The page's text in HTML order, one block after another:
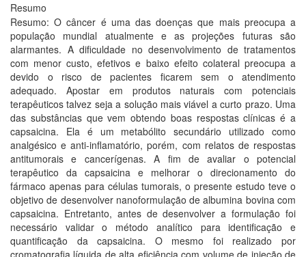
Resumo
Resumo: O câncer é uma das doenças que mais preocupa a
população mundial atualmente e as projeções futuras são
alarmantes. A dificuldade no desenvolvimento de tratamentos
com menor custo, efetivos e baixo efeito colateral preocupa a
devido o risco de pacientes ficarem sem o atendimento
adequado. Apostar em produtos naturais com potenciais
terapêuticos talvez seja a solução mais viável a curto prazo. Uma
das substâncias que vem obtendo boas respostas clínicas é a
capsaicina. Ela é um metabólito secundário utilizado como
analgésico e anti-inflamatório, porém, com relatos de respostas
antitumorais e cancerígenas. A fim de avaliar o potencial
terapêutico da capsaicina e melhorar o direcionamento do
fármaco apenas para células tumorais, o presente estudo teve o
objetivo de desenvolver nanoformulação de albumina bovina com
capsaicina. Entretanto, antes de desenvolver a formulação foi
necessário validar o método analítico para identificação e
quantificação da capsaicina. O mesmo foi realizado por
cromatografia líquida de alta eficiência com volume de injeção de